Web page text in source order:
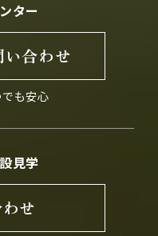
ター
合わせ
も安心
見学
せ